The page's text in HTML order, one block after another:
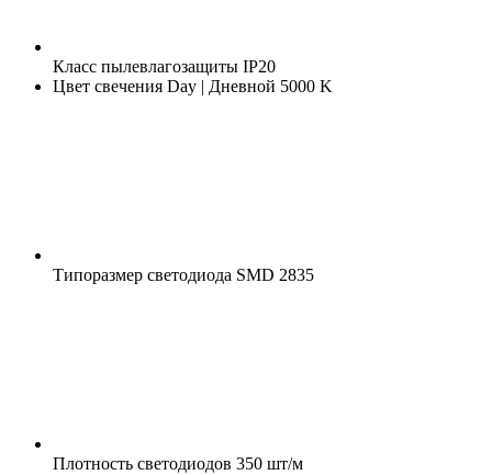
Класс пылевлагозащиты IP20
Цвет свечения Day | Дневной 5000 K
Типоразмер светодиода SMD 2835
Плотность светодиодов 350 шт/м